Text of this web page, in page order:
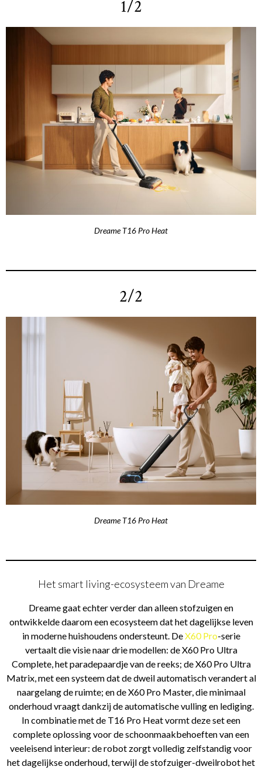
1/2
Dreame T16 Pro Heat
2/2
Dreame T16 Pro Heat
Het smart living-ecosysteem van Dreame
Dreame gaat echter verder dan alleen stofzuigen en
ontwikkelde daarom een ecosysteem dat het dagelijkse leven
in moderne huishoudens ondersteunt. DeX60 Pro-serie
vertaalt die visie naar drie modellen: de X60 Pro Ultra
Complete, het paradepaardje van de reeks; de X60 Pro Ultra
Matrix, met een systeem dat de dweil automatisch verandert al
naargelang de ruimte; en de X60 Pro Master, die minimaal
onderhoud vraagt dankzij de automatische vulling en lediging.
In combinatie met de T16 Pro Heat vormt deze set een
complete oplossing voor de schoonmaakbehoeften van een
veeleisend interieur: de robot zorgt volledig zelfstandig voor
het dagelijkse onderhoud, terwijl de stofzuiger-dweilrobot het